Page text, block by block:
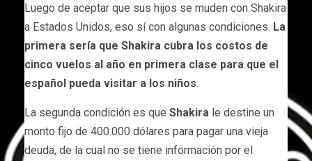
Luego de aceptar que sus hijos se muden con Shakira
a Estados Unidos, eso sí con algunas condiciones. La
primera sería que Shakira cubra los costos de
cinco vuelos al año en primera clase para que el
español pueda visitar a los niños.
La segunda condición es que Shakira le destine un
monto fijo de 400.000 dólares para pagar una vieja
deuda, de la cual no se tiene información por el